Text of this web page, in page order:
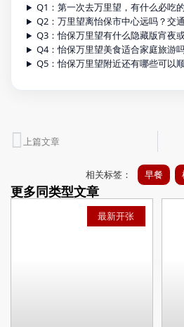
Q1：第一次去万里望，有什么必吃
Q2：万里望离怡保市中心远吗？交
Q3：怡保万里望有什么隐藏版宵夜
Q4：怡保万里望美食适合家庭旅游
Q5：怡保万里望附近还有哪些可以
上篇文章
最新开张
相关标签： 早餐
更多同类型文章